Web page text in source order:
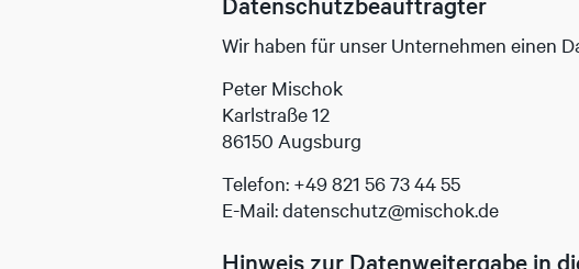
Wir haben für unser Unternehmen einen
Peter Mischok
Karlstraße 12
86150 Augsburg
Telefon: +49 821 56 73 44 55
E-Mail: datenschutz@mischok.de
Hinweis zur Datenweitergabe in